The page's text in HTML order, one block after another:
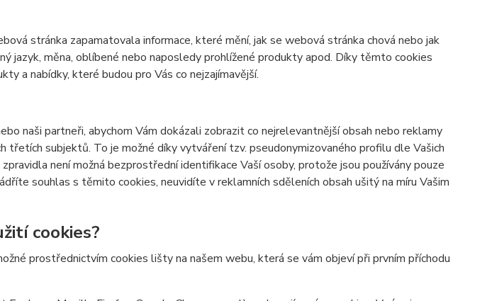
stránka zapamatovala informace, které mění, jak se webová stránka chová nebo jak
jazyk, měna, oblíbené nebo naposledy prohlížené produkty apod. Díky těmto cookies
a nabídky, které budou pro Vás co nejzajímavější.
naši partneři, abychom Vám dokázali zobrazit co nejrelevantnější obsah nebo reklamy
třetích subjektů. To je možné díky vytváření tzv. pseudonymizovaného profilu dle Vašich
není možná bezprostřední identifikace Vaší osoby, protože jsou používány pouze
souhlas s těmito cookies, neuvidíte v reklamních sděleních obsah ušitý na míru Vašim
cookies?
prostřednictvím cookies lišty na našem webu, která se vám objeví při prvním příchodu